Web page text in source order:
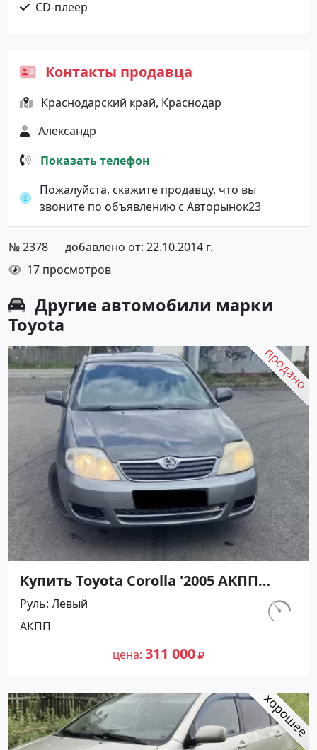
CD-плеер
Контакты продавца
Краснодарский край, Краснодар
Александр
Показать телефон
Пожалуйста, скажите продавцу, что вы
звоните по объявлению с Авторынок23
№ 2378
добавлено от: 22.10.2014 г.
17 просмотров
Другие автомобили марки
Toyota
Купить Toyota Corolla '2005 АКПП
(1600/110 л.с.) Бензин инжектор
Кореновск цвет Серый Седан по
цене 311000 рублей, объявление
№27432 на сайте Авторынок23
км.
Руль Левый
АКПП
цена 311 000